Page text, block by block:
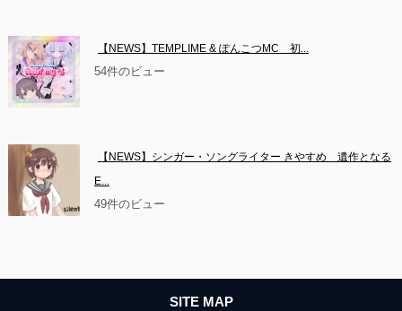
【NEWS】TEMPLIME & ぽんこつMC　初...
54件のビュー
【NEWS】シンガー・ソングライター きやすめ　遺作となる
E...
49件のビュー
SITE MAP